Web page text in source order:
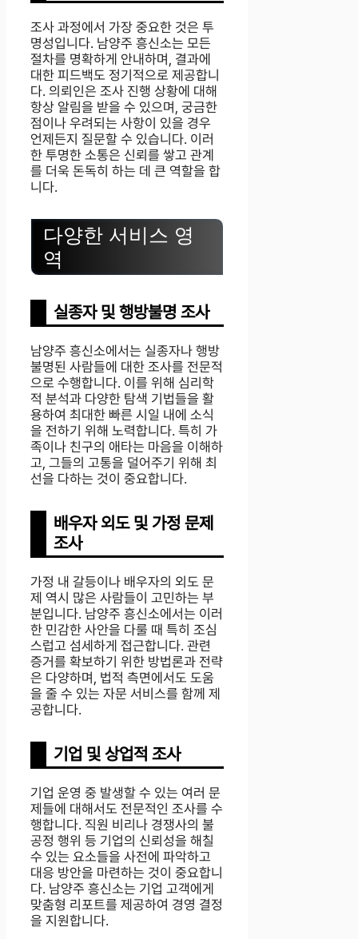
조사 과정에서 가장 중요한 것은 투
명성입니다. 남양주 흥신소는 모든
절차를 명확하게 안내하며, 결과에
대한 피드백도 정기적으로 제공합니
다. 의뢰인은 조사 진행 상황에 대해
항상 알림을 받을 수 있으며, 궁금한
점이나 우려되는 사항이 있을 경우
언제든지 질문할 수 있습니다. 이러
한 투명한 소통은 신뢰를 쌓고 관계
를 더욱 돈독히 하는 데 큰 역할을 합
니다.
다양한 서비스 영
역
실종자 및 행방불명 조사
남양주 흥신소에서는 실종자나 행방
불명된 사람들에 대한 조사를 전문적
으로 수행합니다. 이를 위해 심리학
적 분석과 다양한 탐색 기법들을 활
용하여 최대한 빠른 시일 내에 소식
을 전하기 위해 노력합니다. 특히 가
족이나 친구의 애타는 마음을 이해하
고, 그들의 고통을 덜어주기 위해 최
선을 다하는 것이 중요합니다.
배우자 외도 및 가정 문제
조사
가정 내 갈등이나 배우자의 외도 문
제 역시 많은 사람들이 고민하는 부
분입니다. 남양주 흥신소에서는 이러
한 민감한 사안을 다룰 때 특히 조심
스럽고 섬세하게 접근합니다. 관련
증거를 확보하기 위한 방법론과 전략
은 다양하며, 법적 측면에서도 도움
을 줄 수 있는 자문 서비스를 함께 제
공합니다.
기업 및 상업적 조사
기업 운영 중 발생할 수 있는 여러 문
제들에 대해서도 전문적인 조사를 수
행합니다. 직원 비리나 경쟁사의 불
공정 행위 등 기업의 신뢰성을 해칠
수 있는 요소들을 사전에 파악하고
대응 방안을 마련하는 것이 중요합니
다. 남양주 흥신소는 기업 고객에게
맞춤형 리포트를 제공하여 경영 결정
을 지원합니다.